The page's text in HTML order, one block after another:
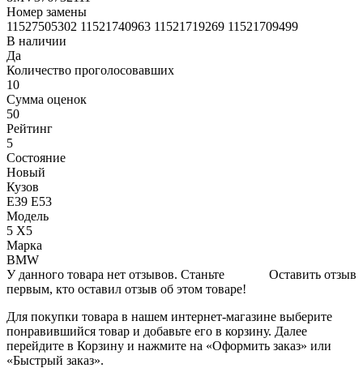
Номер замены
11527505302 11521740963 11521719269 11521709499
В наличии
Да
Количество проголосовавших
10
Сумма оценок
50
Рейтинг
5
Состояние
Новый
Кузов
E39 E53
Модель
5 X5
Марка
BMW
Оставить отзыв
У данного товара нет отзывов. Станьте
первым, кто оставил отзыв об этом товаре!
Для покупки товара в нашем интернет-магазине выберите
понравившийся товар и добавьте его в корзину. Далее
перейдите в Корзину и нажмите на «Оформить заказ» или
«Быстрый заказ».